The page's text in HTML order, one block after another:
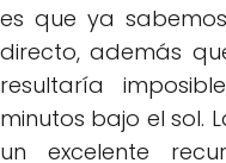
es que ya
directo, además
resultaría
minutos bajo el sol.
un excelente